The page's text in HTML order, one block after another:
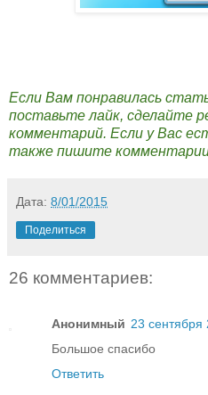
Если Вам понравилась
поставьте лайк, сделайте
комментарий. Если у Вас
также пишите
Дата: 8/01/2015
Поделиться
26 комментариев:
Анонимный 23 сентября
Большое спасибо
Ответить